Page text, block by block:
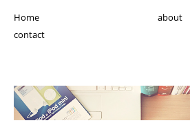
Home
about
contact